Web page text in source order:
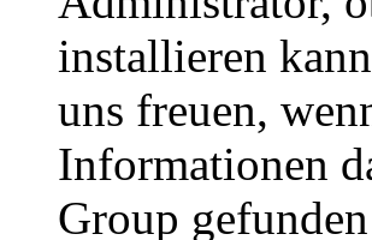
installieren
uns freuen,
Informationen
Group